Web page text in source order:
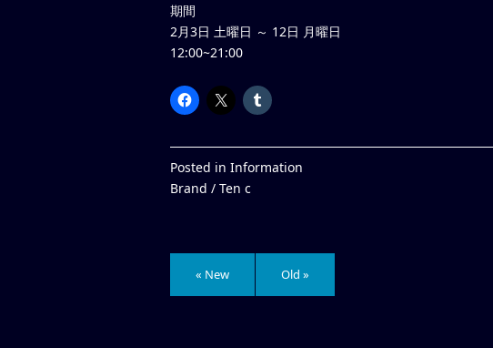
期間
2月3日 土曜日 ～ 12日 月曜日
12:00~21:00
Posted in Information
Brand / Ten c
« New Old »